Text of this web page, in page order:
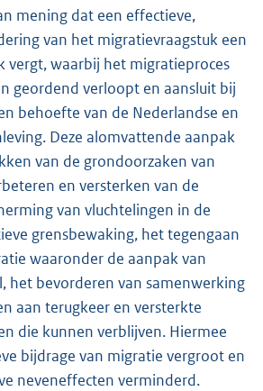
mening dat een effectieve,
van het migratievraagstuk een
vergt, waarbij het migratieproces
geordend verloopt en aansluit bij
behoefte van de Nederlandse en
Deze alomvattende aanpak
van de grondoorzaken van
en versterken van de
van vluchtelingen in de
grensbewaking, het tegengaan
waaronder de aanpak van
het bevorderen van samenwerking
aan terugkeer en versterkte
die kunnen verblijven. Hiermee
bijdrage van migratie vergroot en
neveneffecten verminderd.